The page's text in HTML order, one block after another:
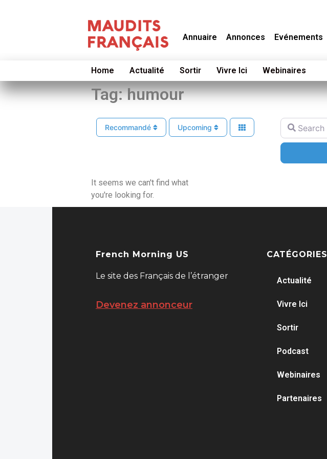
Annuaire Annonces Evénements
Home Actualité Sortir Vivre Ici Webinaires
Tag: humour
Recommandé Upcoming
Search for
It seems we can't find what
you're looking for.
French Morning US
Le site des Français de l’étranger
Devenez annonceur
CATÉGORIES
Actualité
Vivre Ici
Sortir
Podcast
Webinaires
Partenaires